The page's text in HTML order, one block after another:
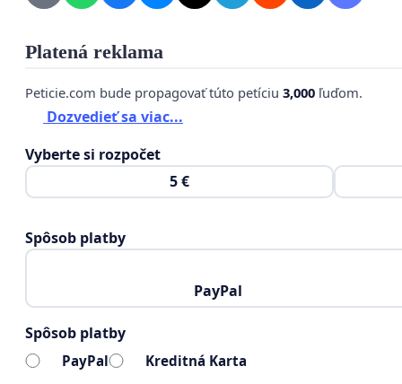
za bezpečnosť Slovenska, Európy a za mierové
1) Žiadame o zastavenie prípravných rokovaní
Platená reklama
Peticie.com bude propagovať túto petíciu 3,000 ľuďom.
Dozvedieť sa viac...
Vyberte si rozpočet
5 €
Spôsob platby
PayPal
Spôsob platby
PayPal Kreditná Karta